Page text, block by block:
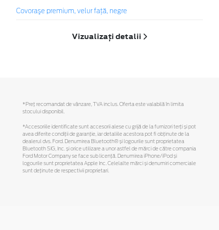
Covoraşe premium, velur faţă, negre
Vizualizați detalii
*Preţ recomandat de vânzare, TVA inclus. Oferta este valabilă în limita
stocului disponibil.
*Accesoriile identificate sunt accesorii alese cu grijă de la furnizori terți și pot
avea diferite condiții de garanție, iar detaliile acestora pot fi obținute de la
dealerul dvs. Ford. Denumirea Bluetooth® și logourile sunt proprietatea
Bluetooth SIG, Inc. și orice utilizare a unor astfel de mărci de către compania
Ford Motor Company se face sub licență. Denumirea iPhone/iPod și
logourile sunt proprietatea Apple Inc. Celelalte mărci și denumiri comerciale
sunt deținute de respectivii proprietari.